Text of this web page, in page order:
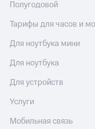
Полугодовой
Тарифы для часов и
Для ноутбука мини
Для ноутбука
Для устройств
Услуги
Мобильная связь